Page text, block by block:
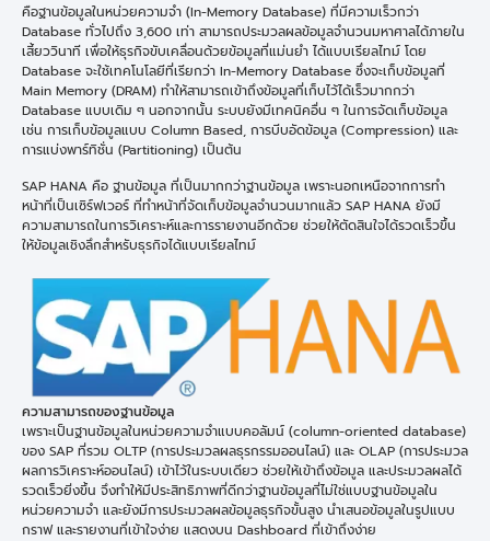
คือฐานข้อมูลในหน่วยความจำ (In-Memory Database) ที่มีความเร็วกว่า
Database ทั่วไปถึง 3,600 เท่า สามารถประมวลผลข้อมูลจำนวนมหาศาลได้ภายใน
เสี้ยววินาที เพื่อให้ธุรกิจขับเคลื่อนด้วยข้อมูลที่แม่นยำ ได้แบบเรียลไทม์ โดย
Database จะใช้เทคโนโลยีที่เรียกว่า In-Memory Database ซึ่งจะเก็บข้อมูลที่
Main Memory (DRAM) ทำให้สามารถเข้าถึงข้อมูลที่เก็บไว้ได้เร็วมากกว่า
Database แบบเดิม ๆ นอกจากนั้น ระบบยังมีเทคนิคอื่น ๆ ในการจัดเก็บข้อมูล
เช่น การเก็บข้อมูลแบบ Column Based, การบีบอัดข้อมูล (Compression) และ
การแบ่งพาร์ทิชั่น (Partitioning) เป็นต้น
SAP HANA คือ ฐานข้อมูล ที่เป็นมากกว่าฐานข้อมูล เพราะนอกเหนือจากการทำ
หน้าที่เป็นเซิร์ฟเวอร์ ที่ทำหน้าที่จัดเก็บข้อมูลจำนวนมากแล้ว SAP HANA ยังมี
ความสามารถในการวิเคราะห์และการรายงานอีกด้วย ช่วยให้ตัดสินใจได้รวดเร็วขึ้น
ให้ข้อมูลเชิงลึกสำหรับธุรกิจได้แบบเรียลไทม์
ความสามารถของฐานข้อมูล
เพราะเป็นฐานข้อมูลในหน่วยความจำแบบคอลัมน์ (column-oriented database)
ของ SAP ที่รวม OLTP (การประมวลผลธุรกรรมออนไลน์) และ OLAP (การประมวล
ผลการวิเคราะห์ออนไลน์) เข้าไว้ในระบบเดียว ช่วยให้เข้าถึงข้อมูล และประมวลผลได้
รวดเร็วยิ่งขึ้น จึงทำให้มีประสิทธิภาพที่ดีกว่าฐานข้อมูลที่ไม่ใช่แบบฐานข้อมูลใน
หน่วยความจำ และยังมีการประมวลผลข้อมูลธุรกิจขั้นสูง นำเสนอข้อมูลในรูปแบบ
กราฟ และรายงานที่เข้าใจง่าย แสดงบน Dashboard ที่เข้าถึงง่าย